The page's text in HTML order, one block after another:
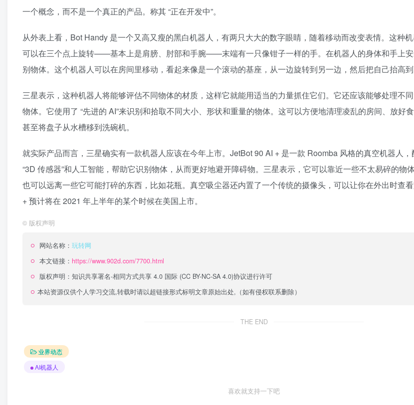
一个概念，而不是一个真正的产品。称其 “正在开发中”。
从外表上看，Bot Handy 是一个又高又瘦的黑白机器人，有两只大大的数字眼睛，随着移动而改变表情。这种机
可以在三个点上旋转——基本上是肩膀、肘部和手腕——末端有一只像钳子一样的手。在机器人的身体和手上
别物体。这个机器人可以在房间里移动，看起来像是一个滚动的基座，从一边旋转到另一边，然后把自己抬高到
三星表示，这种机器人将能够评估不同物体的材质，这样它就能用适当的力量抓住它们。它还应该能够处理不
物体。它使用了 “先进的 AI”来识别和拾取不同大小、形状和重量的物体。这可以方便地清理凌乱的房间、放好
甚至将盘子从水槽移到洗碗机。
就实际产品而言，三星确实有一款机器人应该在今年上市。JetBot 90 AI + 是一款 Roomba 风格的真空机器人，
“3D 传感器”和人工智能，帮助它识别物体，从而更好地避开障碍物。三星表示，它可以靠近一些不太易碎的物
也可以远离一些它可能打碎的东西，比如花瓶。真空吸尘器还内置了一个传统的摄像头，可以让你在外出时查
+ 预计将在 2021 年上半年的某个时候在美国上市。
© 版权声明
网站名称： 玩转网
本文链接： https://www.902d.com/7700.html
版权声明： 知识共享署名-相同方式共享 4.0 国际 (CC BY-NC-SA 4.0)协议进行许可
本站资源仅供个人学习交流,转载时请以超链接形式标明文章原始出处,（如有侵权联系删除）
THE END
业界动态
AI机器人
喜欢就支持一下吧